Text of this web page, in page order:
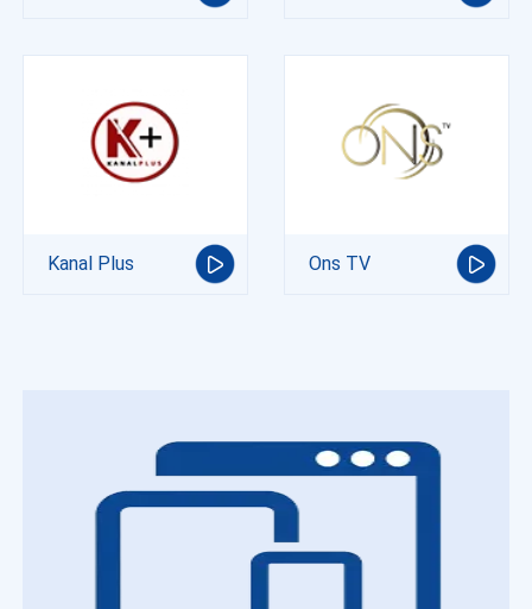
Kanal Plus Ons TV